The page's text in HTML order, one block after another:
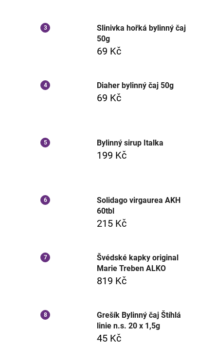
Slinivka hořká bylinný čaj
50g
69 Kč
Diaher bylinný čaj 50g
69 Kč
Bylinný sirup Italka
199 Kč
Solidago virgaurea AKH
60tbl
215 Kč
Švédské kapky original
Marie Treben ALKO
819 Kč
Grešík Bylinný čaj Štíhlá
linie n.s. 20 x 1,5g
45 Kč